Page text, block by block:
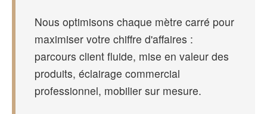
Nous optimisons chaque mètre carré pour
maximiser votre chiffre d'affaires :
parcours client fluide, mise en valeur des
produits, éclairage commercial
professionnel, mobilier sur mesure.